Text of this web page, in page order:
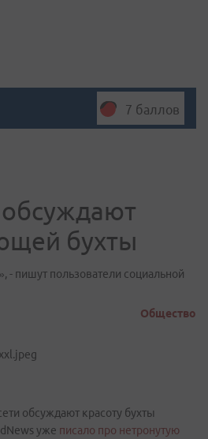
7 баллов
бухты
- пишут пользователи социальной
Общество
обсуждают красоту бухты
уже писало про нетронутую